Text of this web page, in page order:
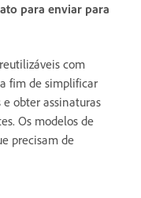
para enviar para
com
fim de simplificar
obter assinaturas
Os modelos de
precisam de